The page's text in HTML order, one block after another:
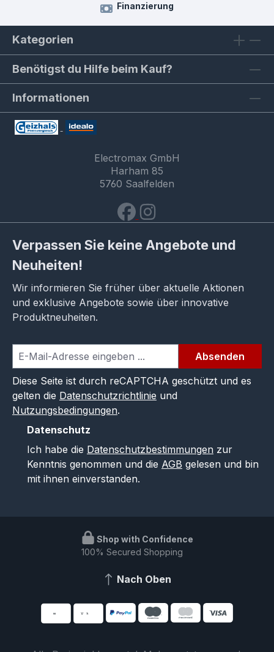
Finanzierung
Kategorien
Benötigst du Hilfe beim Kauf?
Informationen
Electromax GmbH
Harham 85
5760 Saalfelden
Verpassen Sie keine Angebote und
Neuheiten!
Wir informieren Sie früher über aktuelle Aktionen
und exklusive Angebote sowie über innovative
Produktneuheiten.
Absenden
Diese Seite ist durch reCAPTCHA geschützt und es
gelten die Datenschutzrichtlinie und
Nutzungsbedingungen.
Datenschutz
Ich habe die Datenschutzbestimmungen zur
Kenntnis genommen und die AGB gelesen und bin
mit ihnen einverstanden.
Shop with Confidence
100% Secured Shopping
Nach Oben